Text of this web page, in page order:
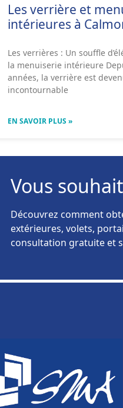
Les verrière et
intérieures à
Les verrières : Un souffle
la menuiserie intérieure
années, la verrière est
incontournable
EN SAVOIR PLUS »
Vous
Découvrez comment
extérieures, volets,
consultation gratuite et